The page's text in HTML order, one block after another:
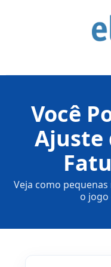
Você
Ajuste
Veja como
o jogo